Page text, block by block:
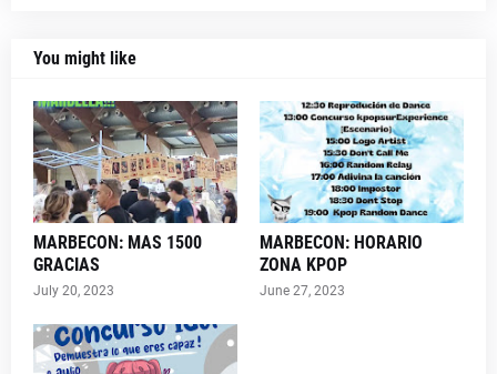
You might like
MARBECON: MAS 1500
GRACIAS
July 20, 2023
MARBECON: HORARIO
ZONA KPOP
June 27, 2023